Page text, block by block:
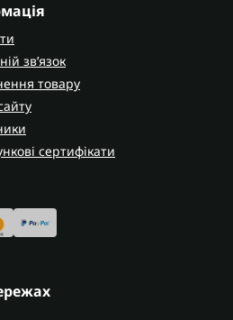
зв’язок
товару
сертифікати